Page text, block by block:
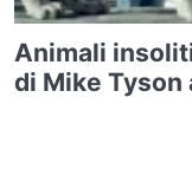
Animali
di Mike Tyson